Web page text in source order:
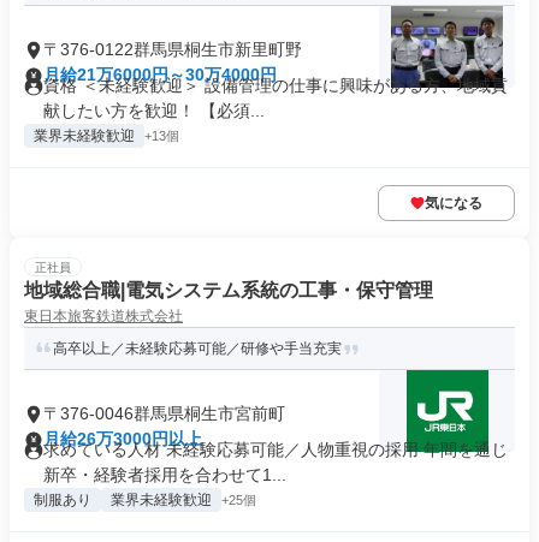
〒376-0122群馬県桐生市新里町野
月給21万6000円～30万4000円
資格 ＜未経験歓迎＞ 設備管理の仕事に興味がある方、地域貢
献したい方を歓迎！ 【必須...
業界未経験歓迎 +13個
気になる
正社員
地域総合職|電気システム系統の工事・保守管理
東日本旅客鉄道株式会社
高卒以上／未経験応募可能／研修や手当充実
〒376-0046群馬県桐生市宮前町
月給26万3000円以上
求めている人材 未経験応募可能／人物重視の採用 年間を通じ
新卒・経験者採用を合わせて1...
制服あり 業界未経験歓迎 +25個